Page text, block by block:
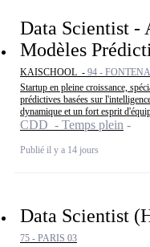
Data Scientist -
Modèles
KAISCHOOL - 94 -
Startup en pleine croissance,
prédictives basées sur
dynamique et un fort esprit
CDD - Temps plein
Publié il y a 14 jours
Data Scientist
75 - PARIS 03